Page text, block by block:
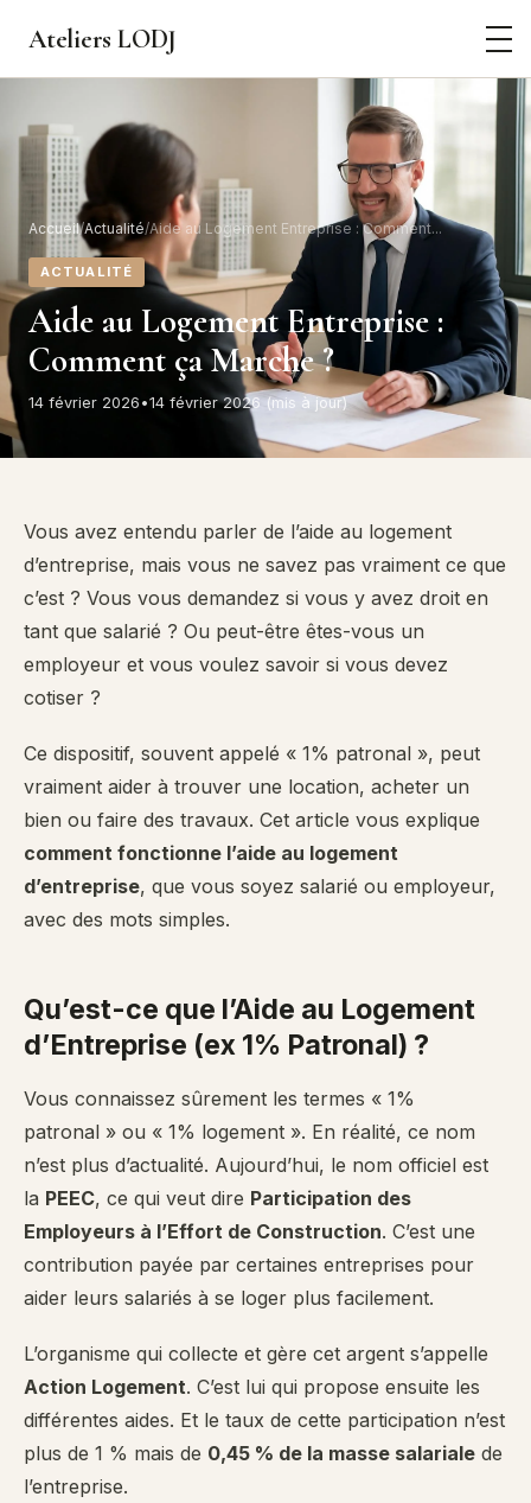
AteliersLODJ
Accueil/Actualité/Aide au Logement Entreprise : Comment...
ACTUALITÉ
Aide au Logement Entreprise :
Comment ça Marche ?
14 février 2026 •14 février 2026 (mis à jour)
Vous avez entendu parler de l’aide au logement
d’entreprise, mais vous ne savez pas vraiment ce que
c’est ? Vous vous demandez si vous y avez droit en
tant que salarié ? Ou peut-être êtes-vous un
employeur et vous voulez savoir si vous devez
cotiser ?
Ce dispositif, souvent appelé « 1% patronal », peut
vraiment aider à trouver une location, acheter un
bien ou faire des travaux. Cet article vous explique
comment fonctionne l’aide au logement
d’entreprise, que vous soyez salarié ou employeur,
avec des mots simples.
Qu’est-ce que l’Aide au Logement
d’Entreprise (ex 1% Patronal) ?
Vous connaissez sûrement les termes « 1%
patronal » ou « 1% logement ». En réalité, ce nom
n’est plus d’actualité. Aujourd’hui, le nom officiel est
la PEEC, ce qui veut dire Participation des
Employeurs à l’Effort de Construction. C’est une
contribution payée par certaines entreprises pour
aider leurs salariés à se loger plus facilement.
L’organisme qui collecte et gère cet argent s’appelle
Action Logement. C’est lui qui propose ensuite les
différentes aides. Et le taux de cette participation n’est
plus de 1 % mais de 0,45 % de la masse salariale de
l’entreprise.